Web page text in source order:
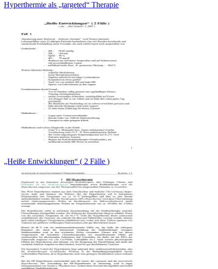
Hyperthermie als „targeted“ Therapie
„Heiße Entwicklungen“ ( 2 Fälle )